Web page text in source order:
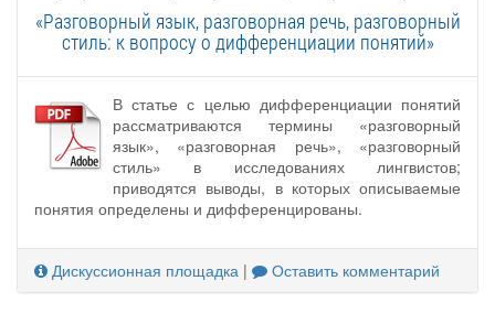
«Разговорный язык, разговорная речь, разговорный
стиль: к вопросу о дифференциации понятий»
В статье с целью дифференциации понятий
рассматриваются термины «разговорный
язык», «разговорная речь», «разговорный
стиль» в исследованиях лингвистов;
приводятся выводы, в которых описываемые
понятия определены и дифференцированы.
Дискуссионная площадка | Оставить комментарий